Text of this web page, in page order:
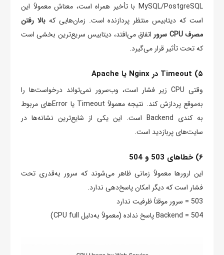
MySQL/PostgreSQL با تأخیر همراه است، معناش معمولاً این
است که دیتابیس منتظر پردازنده است. زمان‌هایی کهبالا رفتن
مصرف CPU سرور
اتفاق می‌افتد، دیتابیس سریع‌ترین بخشی است
که تحت تأثیر قرار می‌گیرد.
۵) Timeout در Nginx یا Apache
وقتی CPU زیر فشار است، وب‌سرور نمی‌تواند درخواست‌ها را
به‌موقع پردازش کند. نتیجه معمولاً Timeout یا Errorهای مربوط
به کندی Backend است. این یکی از شایع‌ترین نشانه‌ها در
سایت‌های پربازدید است.
۶) خطاهای 503 و 504
این ارورها معمولاً زمانی ظاهر می‌شوند که سرور به‌قدری تحت
فشار است که دیگر امکان پاسخ‌دهی ندارد.
503 = سرور موقتاً ظرفیت ندارد
504 = Backend پاسخ نداده (معمولاً به‌دلیل CPU full)